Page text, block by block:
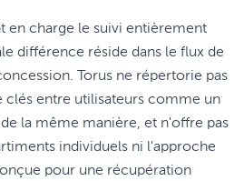
en charge le suivi entièrement
différence réside dans le flux de
Torus ne répertorie pas
clés entre utilisateurs comme un
la même manière, et n'offre pas
individuels ni l'approche
pour une récupération